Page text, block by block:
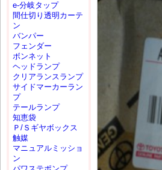
e-分岐タップ
間仕切り透明カーテ
ン
バンパー
フェンダー
ボンネット
ヘッドランプ
クリアランスランプ
サイドマーカーラン
プ
テールランプ
知恵袋
Ｐ/Ｓギヤボックス
触媒
マニュアルミッショ
ン